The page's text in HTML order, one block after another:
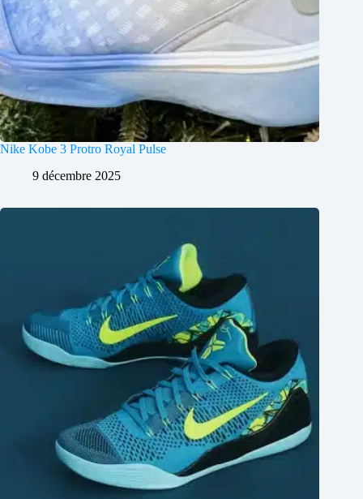
Nike Kobe 3 Protro Royal Pulse
9 décembre 2025